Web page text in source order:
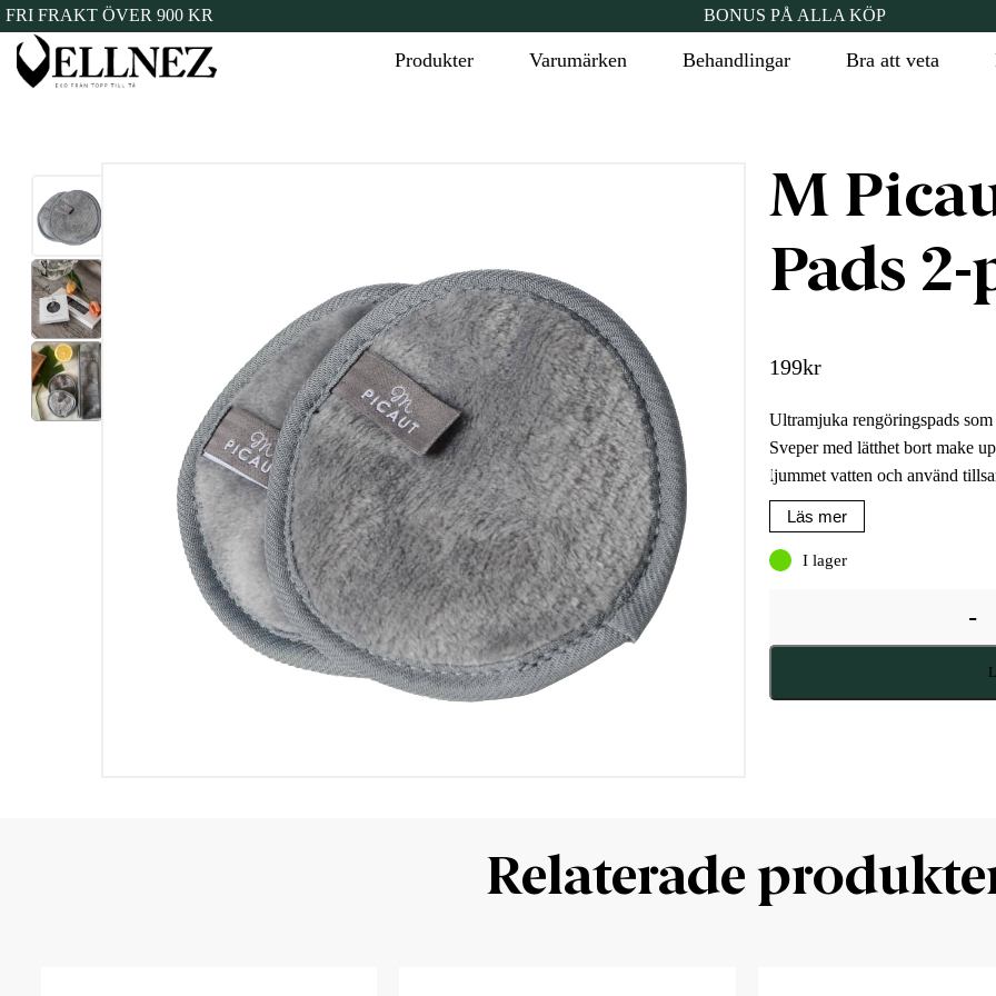
FRI FRAKT ÖVER 900 KR BONUS PÅ ALLA KÖP
Produkter Varumärken Behandlingar Bra att veta
M
Pads 2-
199kr
Ultramjuka rengöringspads
Sveper med lätthet bort make
ljummet vatten och använd
Läs mer
I lager
-
Relaterade